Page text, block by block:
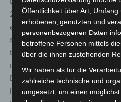
200 Jahre alte Finanzinstitut
entsprechend der sich
seine Beratungsmöglichkeiten:
bieten die Flexibilität und den
und zugleich die gewohnte
Beziehung einer Sparkasse.
haben weiterhin ihre
Öffentlichkeit über Art,
erhobenen, genutzten und
personenbezogenen Daten
betroffene Personen mittels
über die ihnen zustehenden
Wir haben als für die
zahlreiche technische und
umgesetzt, um einen